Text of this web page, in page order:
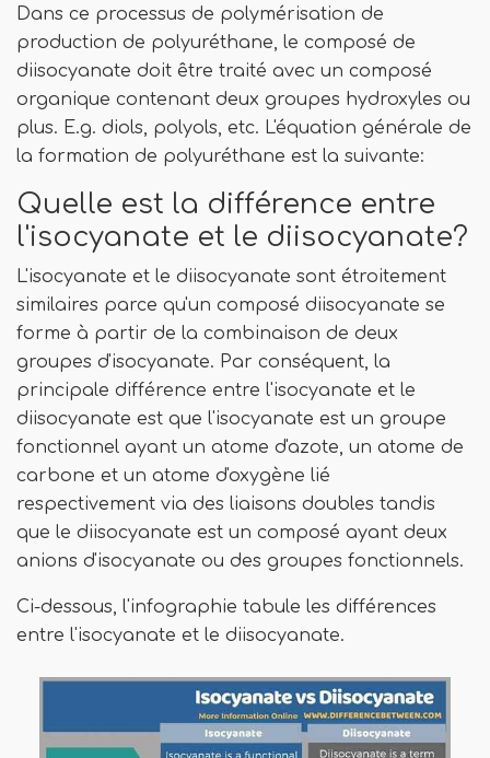
Dans ce processus de polymérisation de
production de polyuréthane, le composé de
diisocyanate doit être traité avec un composé
organique contenant deux groupes hydroxyles ou
plus. E.g. diols, polyols, etc. L'équation générale de
la formation de polyuréthane est la suivante:
Quelle est la différence entre
l'isocyanate et le diisocyanate?
L'isocyanate et le diisocyanate sont étroitement
similaires parce qu'un composé diisocyanate se
forme à partir de la combinaison de deux
groupes d'isocyanate. Par conséquent, la
principale différence entre l'isocyanate et le
diisocyanate est que l'isocyanate est un groupe
fonctionnel ayant un atome d'azote, un atome de
carbone et un atome d'oxygène lié
respectivement via des liaisons doubles tandis
que le diisocyanate est un composé ayant deux
anions d'isocyanate ou des groupes fonctionnels.
Ci-dessous, l'infographie tabule les différences
entre l'isocyanate et le diisocyanate.